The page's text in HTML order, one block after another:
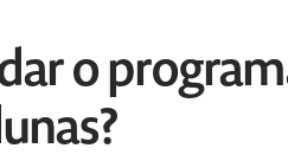
o